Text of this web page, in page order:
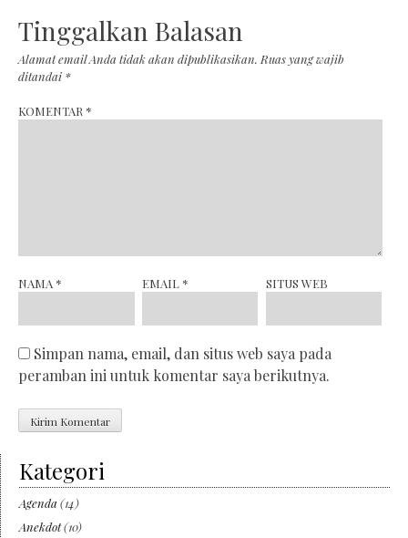
Tinggalkan Balasan
Alamat email Anda tidak akan dipublikasikan. Ruas yang wajib
ditandai *
KOMENTAR *
NAMA * EMAIL * SITUS WEB
Simpan nama, email, dan situs web saya pada
peramban ini untuk komentar saya berikutnya.
Kategori
Agenda (14)
Anekdot(10)